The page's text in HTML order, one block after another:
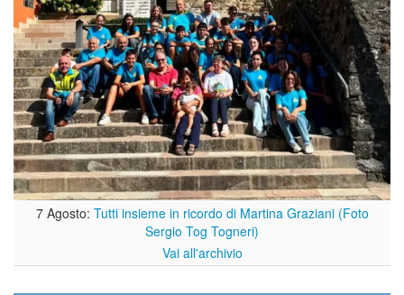
7 Agosto: Tutti insieme in ricordo di Martina Graziani (Foto
Sergio Tog Togneri)
Vai all'archivio